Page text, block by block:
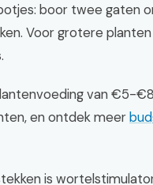
boor twee gaten
Voor grotere planten
van €5-
en ontdek meer
is